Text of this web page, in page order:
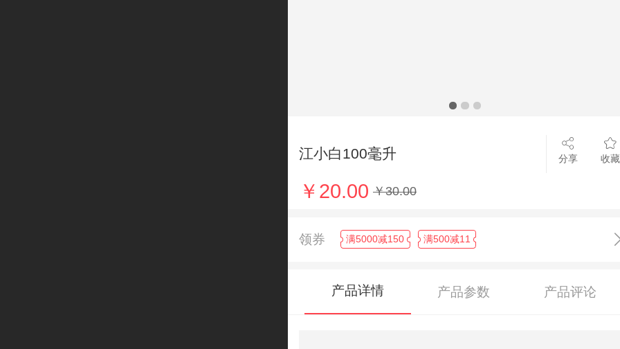
江小白100毫升 分享 收藏
￥20.00 ￥30.00
领券 满5000减150 满500减11
产品详情 产品参数 产品评论